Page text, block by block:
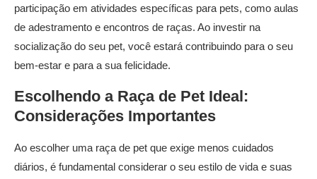
participação em atividades específicas para pets, como aulas
de adestramento e encontros de raças. Ao investir na
socialização do seu pet, você estará contribuindo para o seu
bem-estar e para a sua felicidade.
Escolhendo a Raça de Pet Ideal:
Considerações Importantes
Ao escolher uma raça de pet que exige menos cuidados
diários, é fundamental considerar o seu estilo de vida e suas